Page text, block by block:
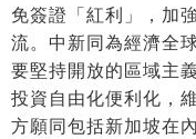
免簽證「紅利」，加
流。中新同為經濟全
要堅持開放的區域主
投資自由化便利化，
方願同包括新加坡在